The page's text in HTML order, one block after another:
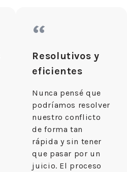
“
Resolutivos y
eficientes
Nunca pensé que
podríamos resolver
nuestro conflicto
de forma tan
rápida y sin tener
que pasar por un
juicio. El proceso